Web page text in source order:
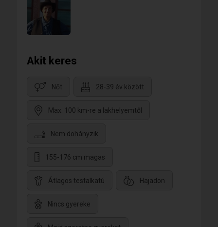
Akit keres
Nőt 28-39 év között
Max. 100 km-re a lakhelyemtől
Nem dohányzik
155-176 cm magas
Átlagos testalkatú Hajadon
Nincs gyereke